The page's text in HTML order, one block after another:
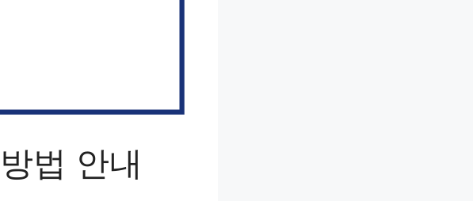
법 안내